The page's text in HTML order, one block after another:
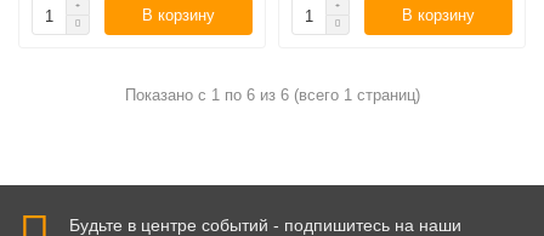
В корзину В корзину
Показано с 1 по 6 из 6 (всего 1 страниц)
Будьте в центре событий - подпишитесь на наши